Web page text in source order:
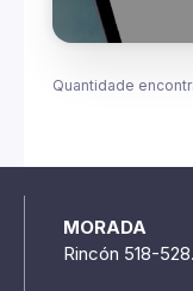
Quantidade
MORADA
Rincón 518-